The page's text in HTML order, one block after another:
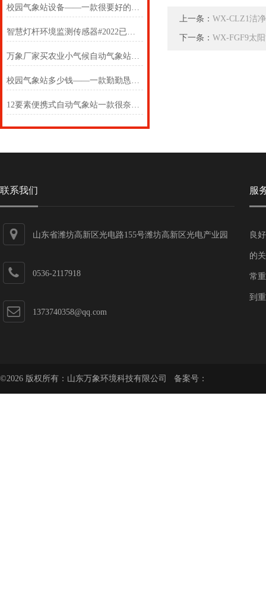
校园气象站设备——一款很要好的校园科普气象站
智慧灯杆环境监测传感器#2022已更新《采购/推荐》
万象厂家买农业小气候自动气象站，农业物联网气象站价格很香
校园气象站多少钱——一款勤勤恳恳的数字化校园气象站
12要素便携式自动气象站一款很奈斯的通用十二要素微气象站
上一条： WX-CLZ1洁
下一条： WX-FGF9太
联系我们
山东省潍坊高新区光电路155号潍坊高新区光电产业园
0536-2117918
1373740358@qq.com
服
良
的
常
到
©2026 版权所有：山东万象环境科技有限公司 备案号：